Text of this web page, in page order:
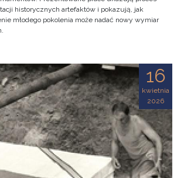
historycznych artefaktów i pokazują, jak
młodego pokolenia może nadać nowy wymiar
16
kwietnia
2026